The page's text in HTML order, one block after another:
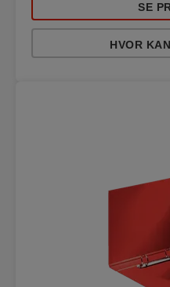
SE
HVOR